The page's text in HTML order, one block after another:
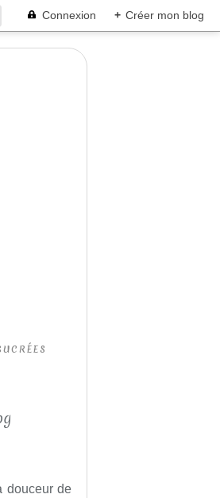
Connexion + Créer mon blog
douceur de